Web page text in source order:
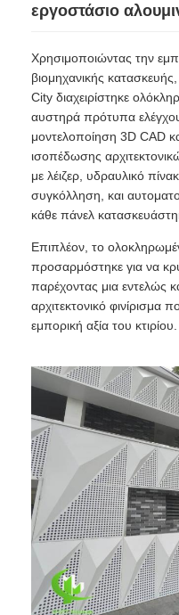
εργοστάσιο
Χρησιμοποιώντας την
βιομηχανικής
City διαχειρίστηκε
αυστηρά πρότυπα
μοντελοποίηση 3D CAD
ισοπέδωσης
με λέιζερ, υδραυλικό
συγκόλληση, και
κάθε πάνελ
Επιπλέον, το
προσαρμόστηκε για να
παρέχοντας μια εντελώς
αρχιτεκτονικό φινίρισμα
εμπορική αξία του κτιρίου.